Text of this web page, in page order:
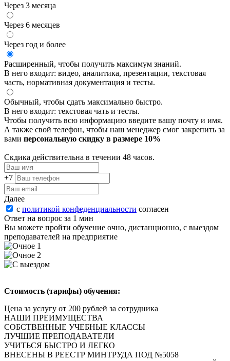
Через 3 месяца
Через 6 месяцев
Через год и более
Расширенный, чтобы получить максимум знаний.
В него входит: видео, аналитика, презентации, текстовая
часть, нормативная документация и тесты.
Обычный, чтобы сдать максимально быстро.
В него входит: текстовая чать и тесты.
Чтобы получить всю информацию введите вашу почту и имя.
А также свой телефон, чтобы наш менеджер смог закрепить за
вами персональную скидку в размере 10%
Скдика действительна в течении 48 часов.
+7
Далее
с политикой конфеденциальности согласен
Ответ на вопрос за 1 мин
Вы можете пройти oбучeние очно, дистанционно, с выездом
преподавателей на предприятие
Стоимость (тарифы) обучения:
Цена за услугу от 200 рублей за сотрудника
НАШИ ПРЕИМУЩЕСТВА
СОБСТВЕННЫЕ УЧЕБНЫЕ КЛАССЫ
ЛУЧШИЕ ПРЕПОДАВАТЕЛИ
УЧИТЬСЯ БЫСТРО И ЛЕГКО
ВНЕСЕНЫ В РЕЕСТР МИНТРУДА ПОД №5058